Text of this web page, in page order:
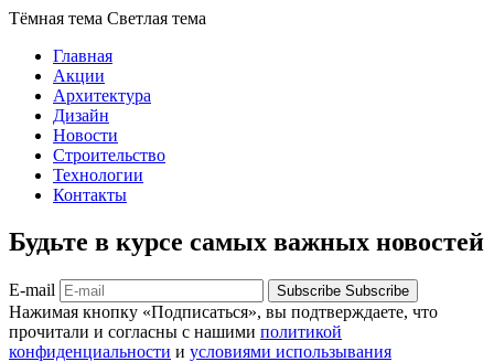
Тёмная тема Светлая тема
Главная
Акции
Архитектура
Дизайн
Новости
Строительство
Технологии
Контакты
Будьте в курсе самых важных новостей
E-mail Subscribe Subscribe
Нажимая кнопку «Подписаться», вы подтверждаете, что
прочитали и согласны с нашими политикой
конфиденциальности и условиями использывания